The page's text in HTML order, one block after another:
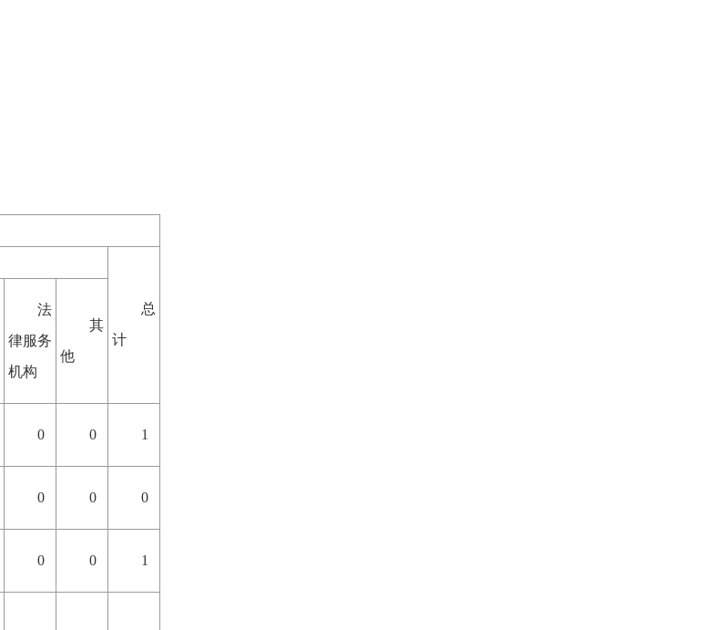
总
计
法
律服务
机构
其
他
0 0 1
0 0 0
0 0 1